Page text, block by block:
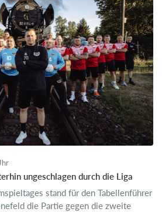
ungeschlagen durch die Liga
stand für den Tabellenführer
die Partie gegen die zweite